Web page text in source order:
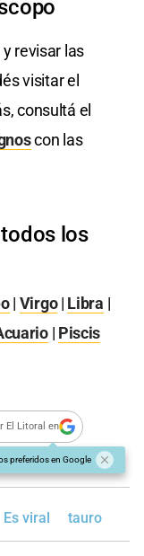
y revisar las
visitar el
consultá el
con las
los
| Virgo| Libra |
| Piscis
El Litoral en
preferidos en Google
Es viral tauro